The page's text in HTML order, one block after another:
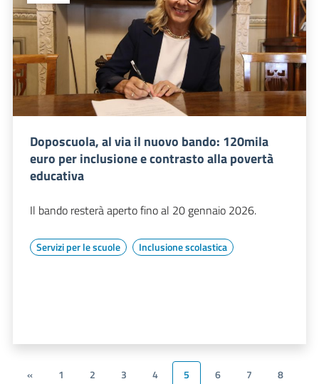
Doposcuola, al via il nuovo bando: 120mila
euro per inclusione e contrasto alla povertà
educativa
Il bando resterà aperto fino al 20 gennaio 2026.
Servizi per le scuole Inclusione scolastica
« 1 2 3 4 5 6 7
8